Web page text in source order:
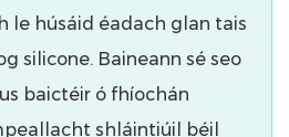
le húsáid éadach glan tais
silicone. Baineann sé seo
baictéir ó fhíochán
shláintiúil béil